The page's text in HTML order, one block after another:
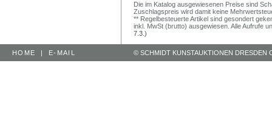
Die im Katalog ausgewiesenen Preise sind
Zuschlagspreis wird damit keine
** Regelbesteuerte Artikel sind gesondert
inkl. MwSt (brutto) ausgewiesen. Alle Aufrufe
7.3.)
HOME | E-MAIL © SCHMIDT KUNSTAUKTIONEN DRESDEN